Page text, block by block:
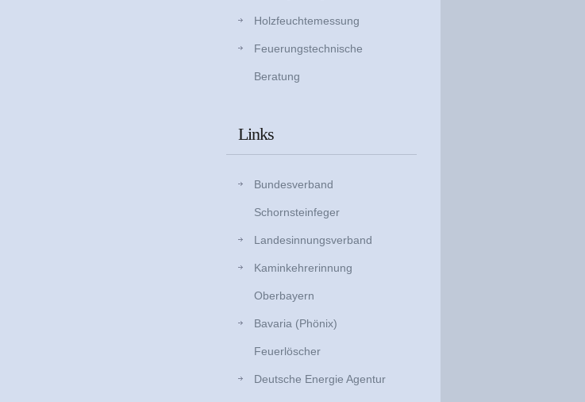
Holzfeuchtemessung
Feuerungstechnische
Beratung
Links
Bundesverband
Schornsteinfeger
Landesinnungsverband
Kaminkehrerinnung
Oberbayern
Bavaria (Phönix)
Feuerlöscher
Deutsche Energie Agentur